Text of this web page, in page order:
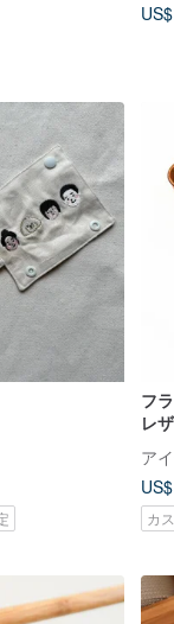
フ
レ
ア
カ